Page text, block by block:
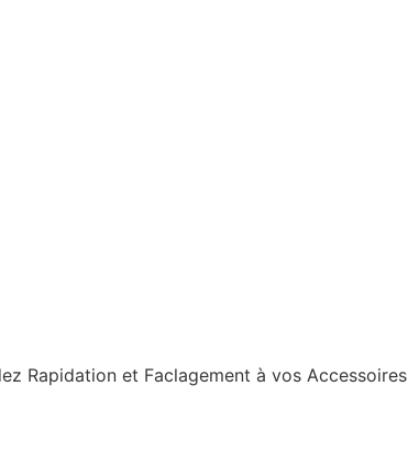
Rapidation et Faclagement à vos Accessoires